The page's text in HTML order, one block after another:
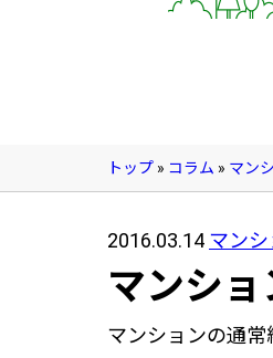
トップ » コラム » マン
2016.03.14 マン
マンシ
マンションの通
管理費カイ
無料よろづ相
会社案内